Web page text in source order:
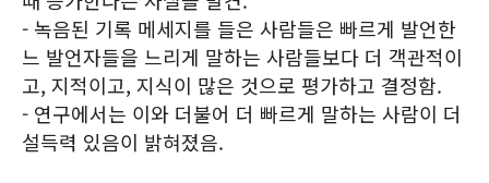
- 녹음된 기록 메세지를 들은 사람들은 빠르게 발언한
느 발언자들을 느리게 말하는 사람들보다 더 객관적이
고, 지적이고, 지식이 많은 것으로 평가하고 결정함.
- 연구에서는 이와 더불어 더 빠르게 말하는 사람이 더
설득력 있음이 밝혀졌음.